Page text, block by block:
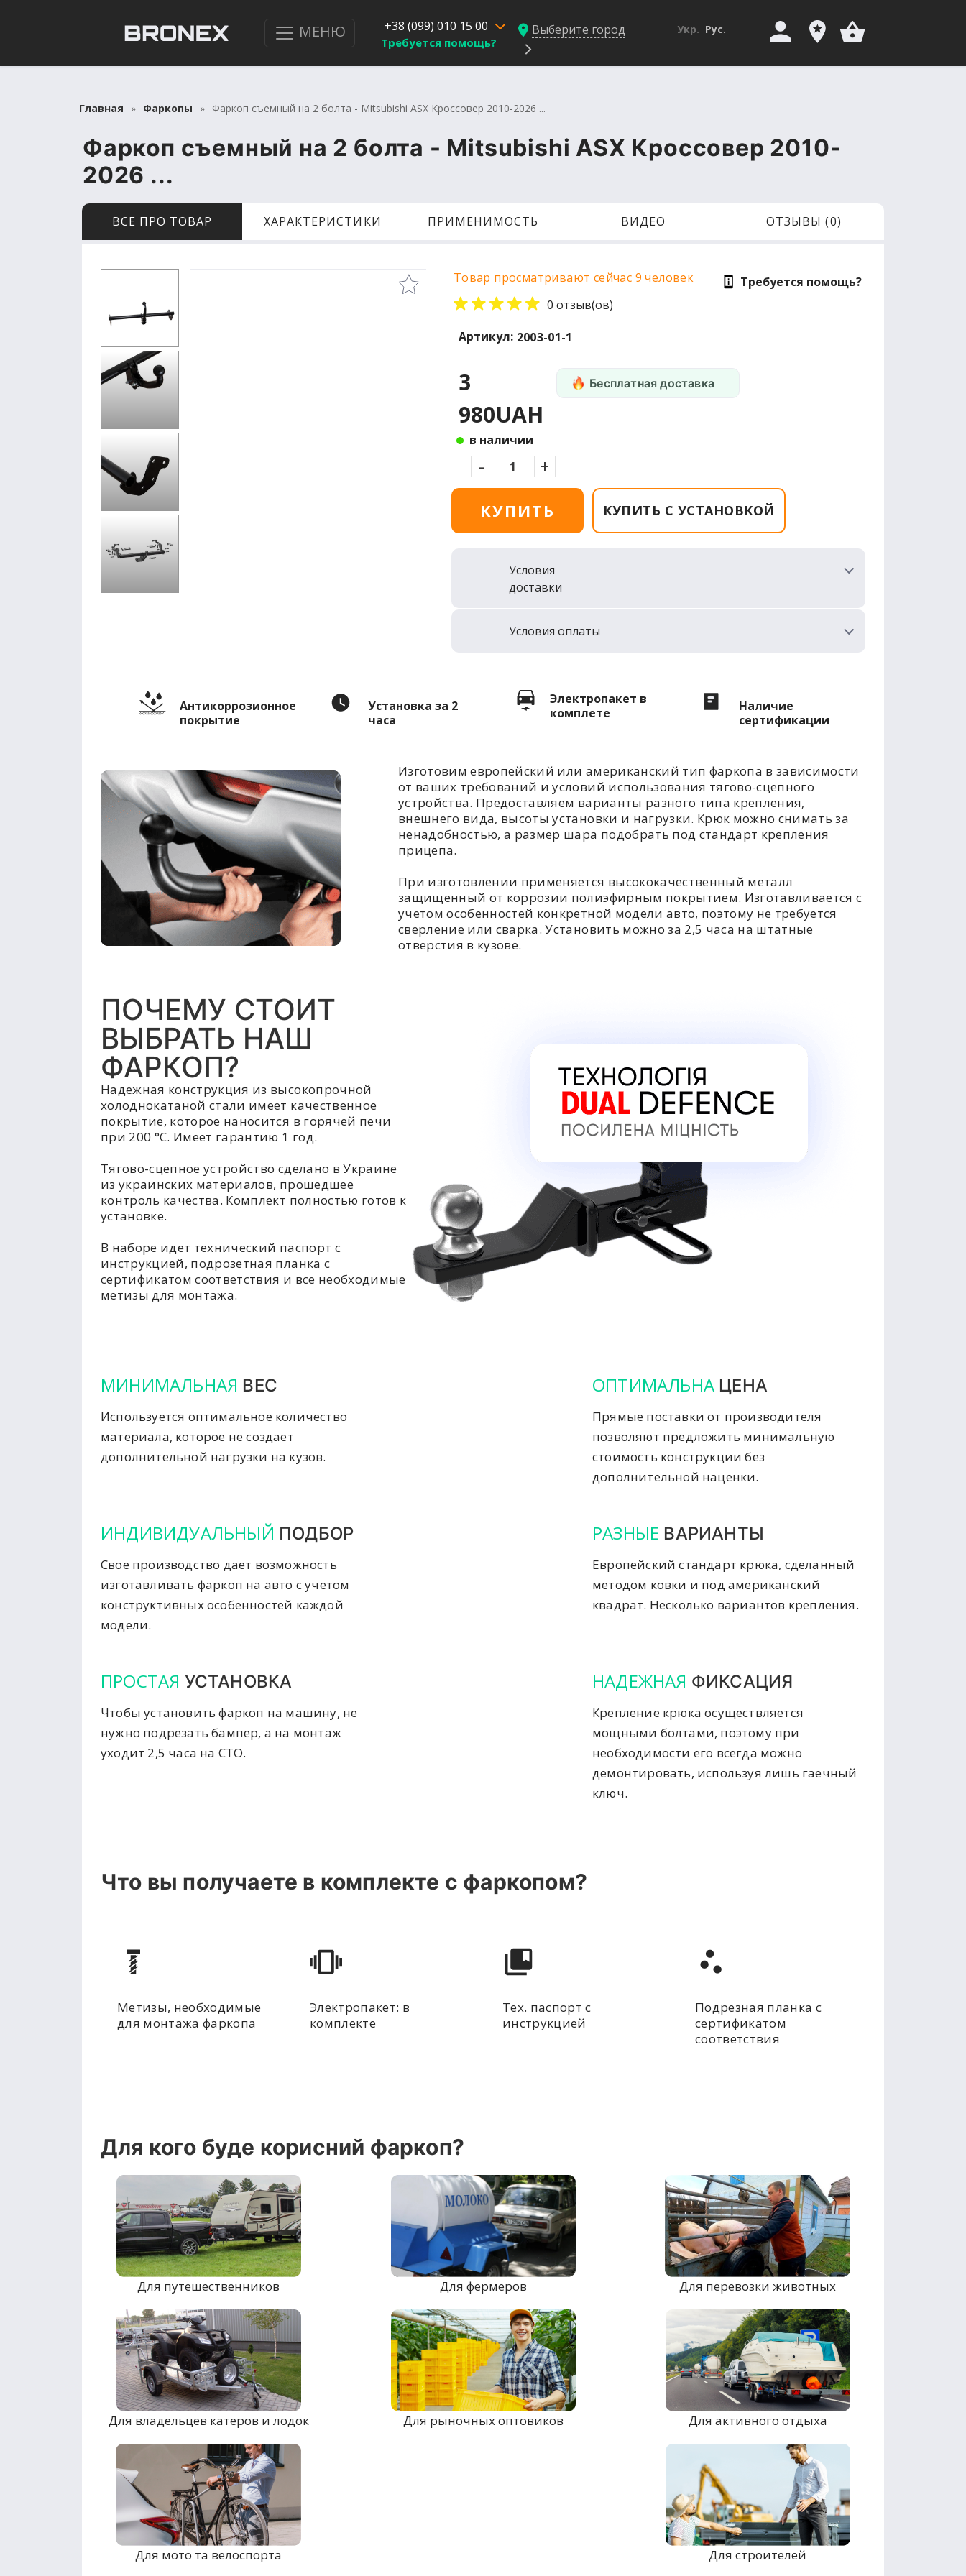
МЕНЮ +38 (099) 010 15 00
Требуется помощь?
Выберите город Укр. Рус.
Главная Фаркопы Фаркоп съемный на 2 болта - Mitsubishi ASX Кроссовер 2010-2026 ...
Фаркоп съемный на 2 болта - Mitsubishi ASX Кроссовер 2010-
2026 ...
ВСЕ ПРО ТОВАР ХАРАКТЕРИСТИКИ ПРИМЕНИМОСТЬ ВИДЕО ОТЗЫВЫ (0)
Товар просматривают сейчас 9 человек
0 отзыв(ов)
Требуется помощь?
Артикул: 2003-01-1
3
980UAH
в наличии
Бесплатная доставка
- +
КУПИТЬ КУПИТЬ С УСТАНОВКОЙ
Условия
доставки
Условия оплаты
Антикоррозионное
покрытие
Установка за 2
часа
Электропакет в
комплете
Наличие
сертификации
Изготовим европейский или американский тип фаркопа в зависимости
от ваших требований и условий использования тягово-сцепного
устройства. Предоставляем варианты разного типа крепления,
внешнего вида, высоты установки и нагрузки. Крюк можно снимать за
ненадобностью, а размер шара подобрать под стандарт крепления
прицепа.
При изготовлении применяется высококачественный металл
защищенный от коррозии полиэфирным покрытием. Изготавливается с
учетом особенностей конкретной модели авто, поэтому не требуется
сверление или сварка. Установить можно за 2,5 часа на штатные
отверстия в кузове.
ПОЧЕМУ СТОИТ
ВЫБРАТЬ НАШ
ФАРКОП?
Надежная конструкция из высокопрочной
холоднокатаной стали имеет качественное
покрытие, которое наносится в горячей печи
при 200 °C. Имеет гарантию 1 год.
Тягово-сцепное устройство сделано в Украине
из украинских материалов, прошедшее
контроль качества. Комплект полностью готов к
установке.
В наборе идет технический паспорт с
инструкцией, подрозетная планка с
сертификатом соответствия и все необходимые
метизы для монтажа.
МИНИМАЛЬНАЯ ВЕС
Используется оптимальное количество
материала, которое не создает
дополнительной нагрузки на кузов.
ОПТИМАЛЬНА ЦЕНА
Прямые поставки от производителя
позволяют предложить минимальную
стоимость конструкции без
дополнительной наценки.
ИНДИВИДУАЛЬНЫЙ ПОДБОР
Свое производство дает возможность
изготавливать фаркоп на авто с учетом
конструктивных особенностей каждой
модели.
РАЗНЫЕ ВАРИАНТЫ
Европейский стандарт крюка, сделанный
методом ковки и под американский
квадрат. Несколько вариантов крепления.
ПРОСТАЯ УСТАНОВКА
Чтобы установить фаркоп на машину, не
нужно подрезать бампер, а на монтаж
уходит 2,5 часа на СТО.
НАДЕЖНАЯ ФИКСАЦИЯ
Крепление крюка осуществляется
мощными болтами, поэтому при
необходимости его всегда можно
демонтировать, используя лишь гаечный
ключ.
Что вы получаете в комплекте с фаркопом?
Метизы, необходимые
для монтажа фаркопа
Электропакет: в
комплекте
Тех. паспорт с
инструкцией
Подрезная планка с
сертификатом
соответствия
Для кого буде корисний фаркоп?
Для путешественников Для фермеров Для перевозки животных
Для владельцев катеров и лодок Для рыночных оптовиков Для активного отдыха
Для мото та велоспорта Для строителей